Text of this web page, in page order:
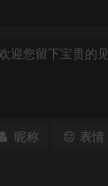
昵称 表情